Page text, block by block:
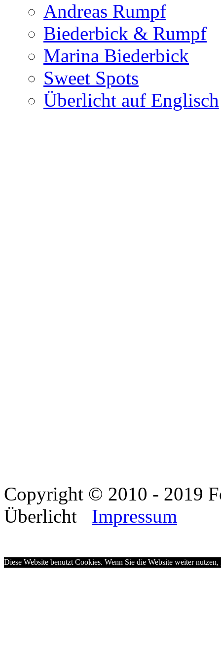
Andreas Rumpf
Biederbick & Rumpf
Marina Biederbick
Sweet Spots
Überlicht auf Englisch
Copyright © 2010 - 2019
Überlicht Impressum
Diese Website benutzt Cookies. Wenn Sie die Website weiter